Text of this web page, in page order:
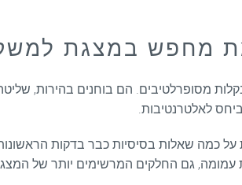
מחפש במצגת
מסופרלטיבים. הם בוחנים בהירות,
לאלטרנטיבות.
על כמה שאלות בסיסיות כבר בדקות
גם החלקים המרשימים יותר של